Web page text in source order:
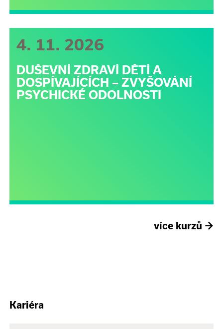
4. 11. 2026
DUŠEVNÍ ZDRAVÍ DĚTÍ A
DOSPÍVAJÍCÍCH – ZVYŠOVÁNÍ
PSYCHICKÉ ODOLNOSTI
více kurzů →
Kariéra